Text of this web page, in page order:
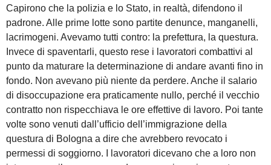
Capirono che la polizia e lo Stato, in realtà, difendono il
padrone. Alle prime lotte sono partite denunce, manganelli,
lacrimogeni. Avevamo tutti contro: la prefettura, la questura.
Invece di spaventarli, questo rese i lavoratori combattivi al
punto da maturare la determinazione di andare avanti fino in
fondo. Non avevano più niente da perdere. Anche il salario
di disoccupazione era praticamente nullo, perché il vecchio
contratto non rispecchiava le ore effettive di lavoro. Poi tante
volte sono venuti dall’ufficio dell’immigrazione della
questura di Bologna a dire che avrebbero revocato i
permessi di soggiorno. I lavoratori dicevano che a loro non